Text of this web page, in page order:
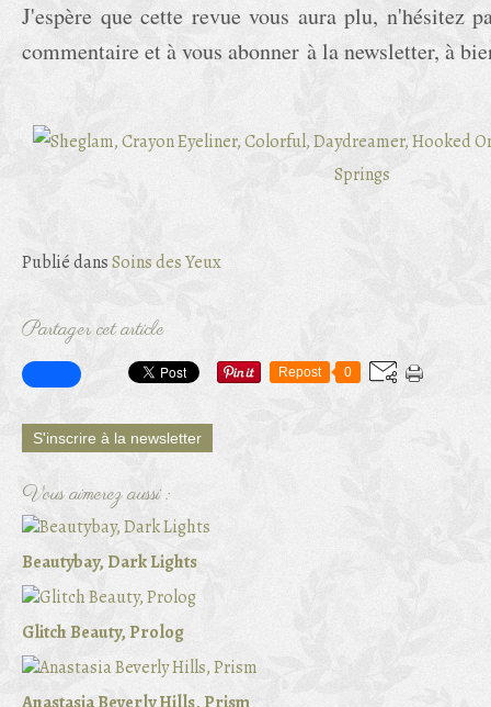
J'espère que cette revue vous aura plu, n'hésitez
commentaire et à vous abonner à la newsletter, à
Publié dansSoins des Yeux
Partager cet article
Repost 0
S'inscrire à la newsletter
Vous aimerez aussi :
Beautybay, Dark Lights
Glitch Beauty, Prolog